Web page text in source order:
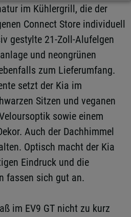
im Kühlergrill, die der
Connect Store individuell
gestylte 21-Zoll-Alufelgen
und neongrünen
zum Lieferumfang.
setzt der Kia im
Sitzen und veganen
sowie einem
Auch der Dachhimmel
Optisch macht der Kia
Eindruck und die
fassen sich gut an.
im EV9 GT nicht zu kurz